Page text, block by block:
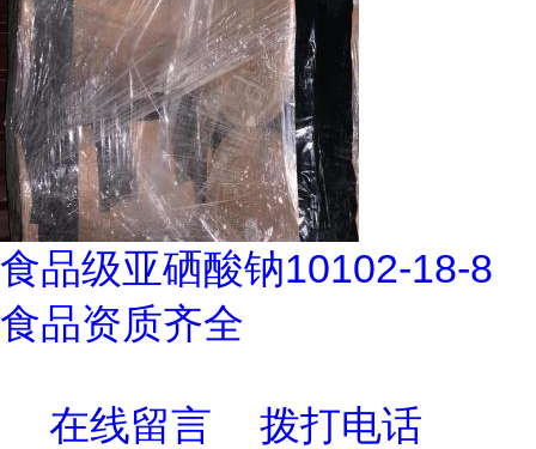
食品级亚硒酸钠10102-18-8
食品资质齐全
在线留言 拨打电话